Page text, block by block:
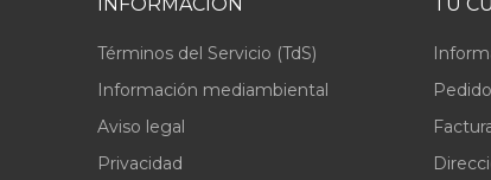
Términos del Servicio (TdS)
Información mediambiental
Aviso legal
Privacidad